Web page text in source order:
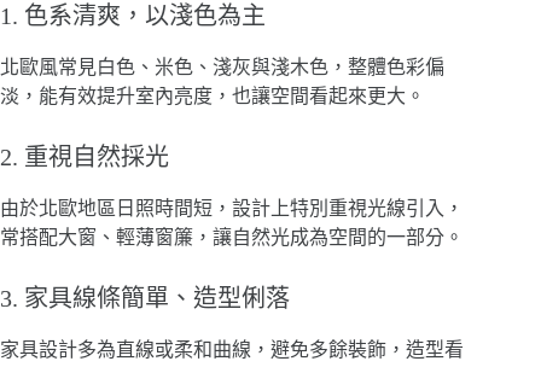
1. 色系清爽，以淺色為主
北歐風常見白色、米色、淺灰與淺木色，整體色彩偏
淡，能有效提升室內亮度，也讓空間看起來更大。
2. 重視自然採光
由於北歐地區日照時間短，設計上特別重視光線引入，
常搭配大窗、輕薄窗簾，讓自然光成為空間的一部分。
3. 家具線條簡單、造型俐落
家具設計多為直線或柔和曲線，避免多餘裝飾，造型看